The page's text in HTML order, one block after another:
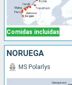
Comidas incluidas
NORUEGA
MS Polarlys